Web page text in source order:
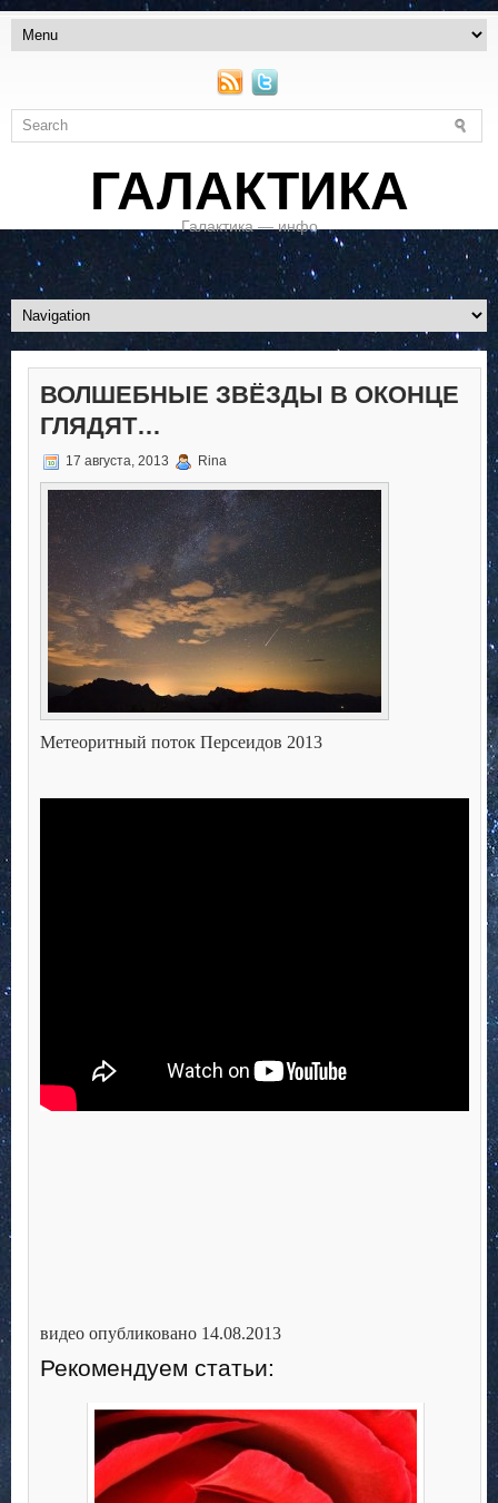
ГАЛАКТИКА
Галактика — инфо
ВОЛШЕБНЫЕ ЗВЁЗДЫ В ОКОНЦЕ
ГЛЯДЯТ…
17 августа, 2013 Rina
Метеоритный поток Персеидов 2013
видео опубликовано 14.08.2013
Рекомендуем статьи: